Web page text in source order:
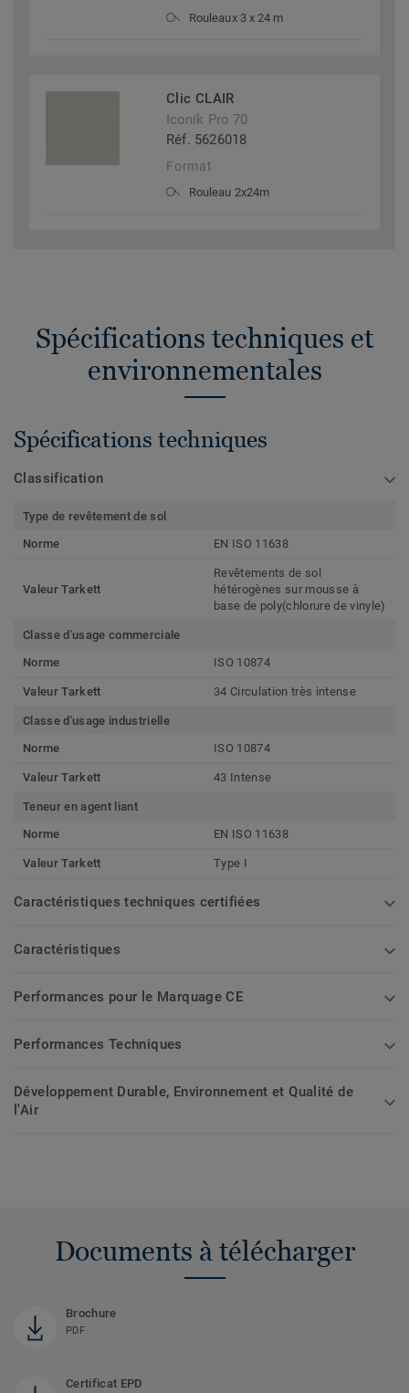
Rouleaux 3 x 24 m
Clic CLAIR
Iconik Pro 70
Réf. 5626018
Format
Rouleau 2x24m
Spécifications techniques et
environnementales
Spécifications techniques
Classification
Type de revêtement de sol
Norme
EN ISO 11638
Valeur Tarkett
Revêtements de sol
hétérogènes sur mousse à
base de poly(chlorure de vinyle)
Classe d'usage commerciale
Norme
ISO 10874
Valeur Tarkett 34 Circulation très intense
Classe d'usage industrielle
Norme
ISO 10874
Valeur Tarkett 43 Intense
Teneur en agent liant
Norme
EN ISO 11638
Valeur Tarkett Type I
Caractéristiques techniques certifiées
Caractéristiques
Performances pour le Marquage CE
Performances Techniques
Développement Durable, Environnement et Qualité de
l'Air
Documents à télécharger
Brochure
PDF
Certificat EPD